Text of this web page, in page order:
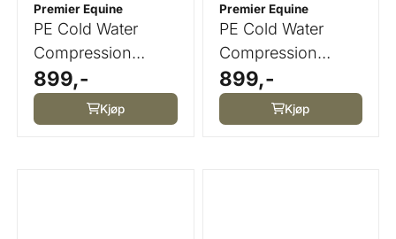
Premier Equine
PE Cold Water
Compression
Boots
899,-
Kjøp
Premier Equine
PE Cold Water
Compression
Boots
899,-
Kjøp